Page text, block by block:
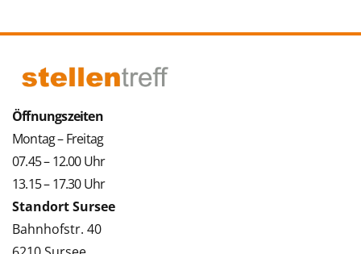
Öffnungszeiten
Montag – Freitag
07.45 – 12.00 Uhr
13.15 – 17.30 Uhr
Standort Sursee
Bahnhofstr. 40